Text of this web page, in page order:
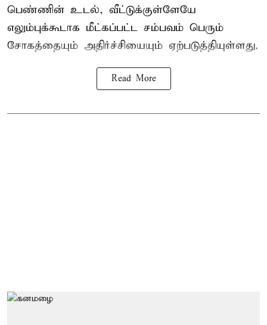
பெண்ணின் உடல், வீட்டுக்குள்ளேயே
எலும்புக்கூடாக மீட்கப்பட்ட சம்பவம் பெரும்
சோகத்தையும் அதிர்ச்சியையும் ஏற்படுத்தியுள்ளது.
Read More